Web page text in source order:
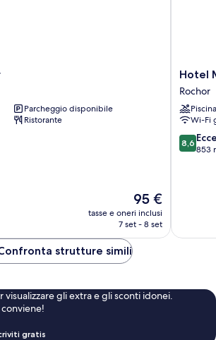
Parcheggio disponibile
Ristorante
Il
prezzo
attuale
95 €
tasse e oneri inclusi
7 set - 8 set
Hotel
Mi
Rochor
Rochor
Hotel
Rochor
Piscina
Wi-Fi
8.6
su
8,6
853
strutture simili
visualizzare gli extra e gli sconti idonei.
gratis